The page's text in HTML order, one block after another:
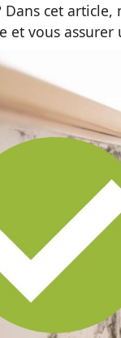
Dans cet
et vous assurer